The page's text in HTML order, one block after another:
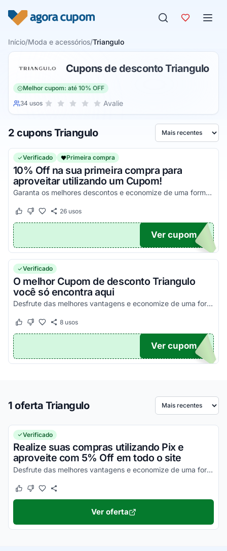
Início/Moda e acessórios/Triangulo
Cupons de desconto Triangulo
Melhor cupom: até 10% OFF
34 usosSua nota para Triangulo, de 1 a 5 estrelas
5 estrelas
4 estrelas
3 estrelas
2 estrelas
1 estrela Avalie
2 cupons Triangulo Ordenar por
Verificado Primeira compra
10% Off na sua primeira compra para
aproveitar utilizando um Cupom!
Garanta os melhores descontos e economize de uma forma simples!
Este cupom funcionou
Este cupom não funcionou
26usos
DA10
Ver cupom
Verificado
O melhor Cupom de desconto Triangulo
você só encontra aqui
Desfrute das melhores vantagens e economize de uma forma simples!
Este cupom funcionou
Este cupom não funcionou
8usos
TICO
Ver cupom
1 oferta Triangulo Ordenar por
Verificado
Realize suas compras utilizando Pix e
aproveite com 5% Off em todo o site
Desfrute das melhores vantagens e economize de uma forma simples!
Este cupom funcionou
Este cupom não funcionou
Ver oferta